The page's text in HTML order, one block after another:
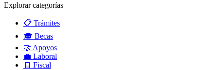
Explorar categorías
📋 Trámites
🎓 Becas
🤝 Apoyos
💼 Laboral
🧾 Fiscal